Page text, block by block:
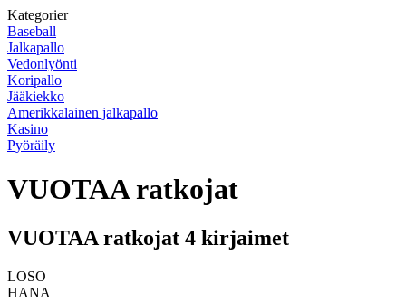
Kategorier
Baseball
Jalkapallo
Vedonlyönti
Koripallo
Jääkiekko
Amerikkalainen jalkapallo
Kasino
Pyöräily
VUOTAA ratkojat
VUOTAA ratkojat 4 kirjaimet
LOSO
HANA